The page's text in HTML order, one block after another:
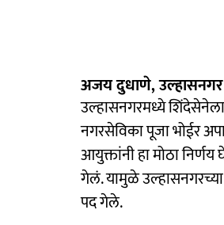
अजय दुधाणे, उल्हासनगर
उल्हासनगरमध्ये
नगरसेविका पूजा भोईर
आयुक्तांनी हा मोठा
गेलं. यामुळे
पद गेले.